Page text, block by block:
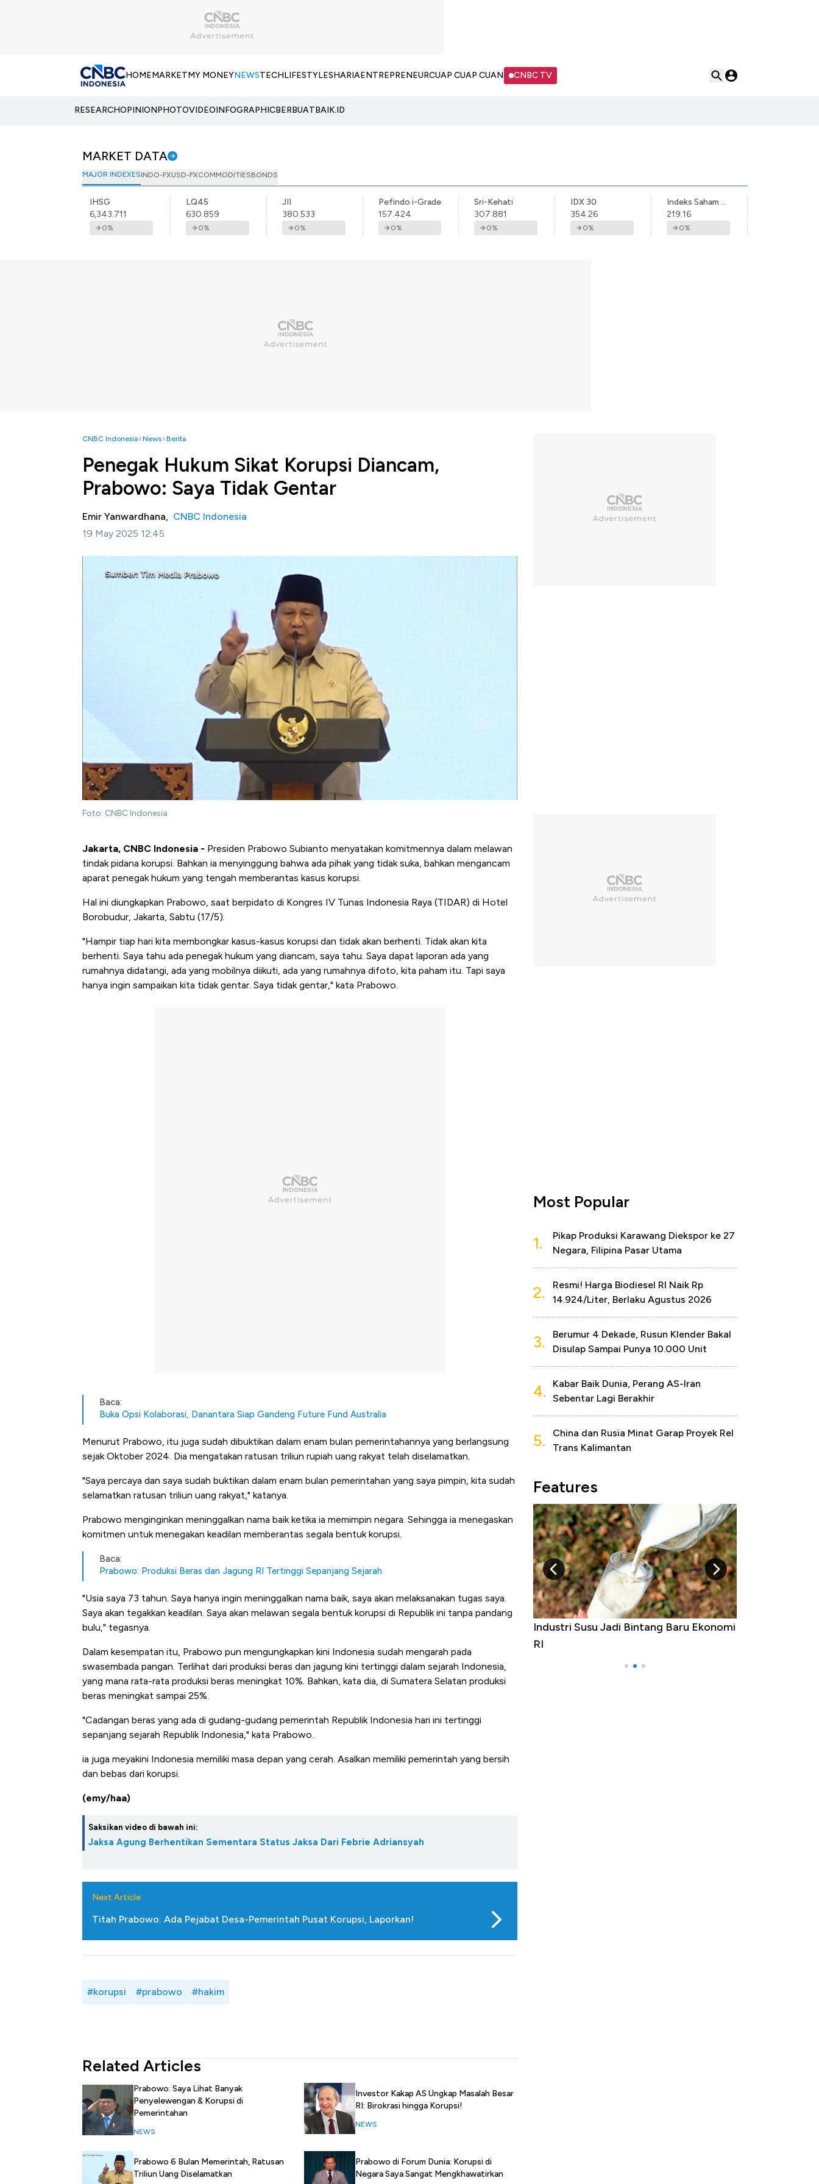
HOMEMARKETMY MONEYNEWSTECHLIFESTYLESHARIAENTREPRENEURCUAP CUAP CUAN CNBC TV
RESEARCHOPINIONPHOTOVIDEOINFOGRAPHICBERBUATBAIK.ID
MARKET DATA
MAJOR INDEXESINDO-FXUSD-FXCOMMODITIESBONDS
IHSG
6,343.711
0%
LQ45
630.859
0%
JII
380.533
0%
Pefindo i-Grade
157.424
0%
Sri-Kehati
307.881
0%
IDX 30
354.26
0%
Indeks Saham Syariah Indonesia
219.16
0%
CNBC Indonesia News Berita
Penegak Hukum Sikat Korupsi Diancam,
Prabowo: Saya Tidak Gentar
Emir Yanwardhana, CNBC Indonesia
19 May 2025 12:45
Foto: CNBC Indonesia
Jakarta, CNBC Indonesia - Presiden Prabowo Subianto menyatakan komitmennya dalam melawan
tindak pidana korupsi. Bahkan ia menyinggung bahwa ada pihak yang tidak suka, bahkan mengancam
aparat penegak hukum yang tengah memberantas kasus korupsi.
Hal ini diungkapkan Prabowo, saat berpidato di Kongres IV Tunas Indonesia Raya (TIDAR) di Hotel
Borobudur, Jakarta, Sabtu (17/5).
"Hampir tiap hari kita membongkar kasus-kasus korupsi dan tidak akan berhenti. Tidak akan kita
berhenti. Saya tahu ada penegak hukum yang diancam, saya tahu. Saya dapat laporan ada yang
rumahnya didatangi, ada yang mobilnya diikuti, ada yang rumahnya difoto, kita paham itu. Tapi saya
hanya ingin sampaikan kita tidak gentar. Saya tidak gentar," kata Prabowo.
Baca:
Buka Opsi Kolaborasi, Danantara Siap Gandeng Future Fund Australia
Menurut Prabowo, itu juga sudah dibuktikan dalam enam bulan pemerintahannya yang berlangsung
sejak Oktober 2024. Dia mengatakan ratusan triliun rupiah uang rakyat telah diselamatkan.
"Saya percaya dan saya sudah buktikan dalam enam bulan pemerintahan yang saya pimpin, kita sudah
selamatkan ratusan triliun uang rakyat," katanya.
Prabowo menginginkan meninggalkan nama baik ketika ia memimpin negara. Sehingga ia menegaskan
komitmen untuk menegakan keadilan memberantas segala bentuk korupsi.
Baca:
Prabowo: Produksi Beras dan Jagung RI Tertinggi Sepanjang Sejarah
"Usia saya 73 tahun. Saya hanya ingin meninggalkan nama baik, saya akan melaksanakan tugas saya.
Saya akan tegakkan keadilan. Saya akan melawan segala bentuk korupsi di Republik ini tanpa pandang
bulu," tegasnya.
Dalam kesempatan itu, Prabowo pun mengungkapkan kini Indonesia sudah mengarah pada
swasembada pangan. Terlihat dari produksi beras dan jagung kini tertinggi dalam sejarah Indonesia,
yang mana rata-rata produksi beras meningkat 10%. Bahkan, kata dia, di Sumatera Selatan produksi
beras meningkat sampai 25%.
"Cadangan beras yang ada di gudang-gudang pemerintah Republik Indonesia hari ini tertinggi
sepanjang sejarah Republik Indonesia," kata Prabowo.
ia juga meyakini Indonesia memiliki masa depan yang cerah. Asalkan memiliki pemerintah yang bersih
dan bebas dari korupsi.
(emy/haa)
Saksikan video di bawah ini:
Jaksa Agung Berhentikan Sementara Status Jaksa Dari Febrie Adriansyah
Next Article
Titah Prabowo: Ada Pejabat Desa-Pemerintah Pusat Korupsi, Laporkan!
#korupsi #prabowo #hakim
Related Articles
Prabowo: Saya Lihat Banyak
Penyelewengan & Korupsi di
Pemerintahan
NEWS
Prabowo 6 Bulan Memerintah, Ratusan
Triliun Uang Diselamatkan
Investor Kakap AS Ungkap Masalah Besar
RI: Birokrasi hingga Korupsi!
NEWS
Prabowo di Forum Dunia: Korupsi di
Negara Saya Sangat Mengkhawatirkan
Most Popular
1.
Pikap Produksi Karawang Diekspor ke 27
Negara, Filipina Pasar Utama
2.
Resmi! Harga Biodiesel RI Naik Rp
14.924/Liter, Berlaku Agustus 2026
3.
Berumur 4 Dekade, Rusun Klender Bakal
Disulap Sampai Punya 10.000 Unit
4.
Kabar Baik Dunia, Perang AS-Iran
Sebentar Lagi Berakhir
5.
China dan Rusia Minat Garap Proyek Rel
Trans Kalimantan
Features
Industri Susu Jadi Bintang Baru Ekonomi
RI